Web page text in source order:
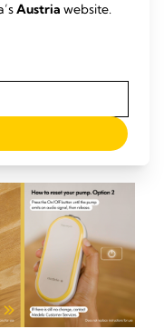
bis die Pumpe ein
Sie die Taste dann
Austria website.